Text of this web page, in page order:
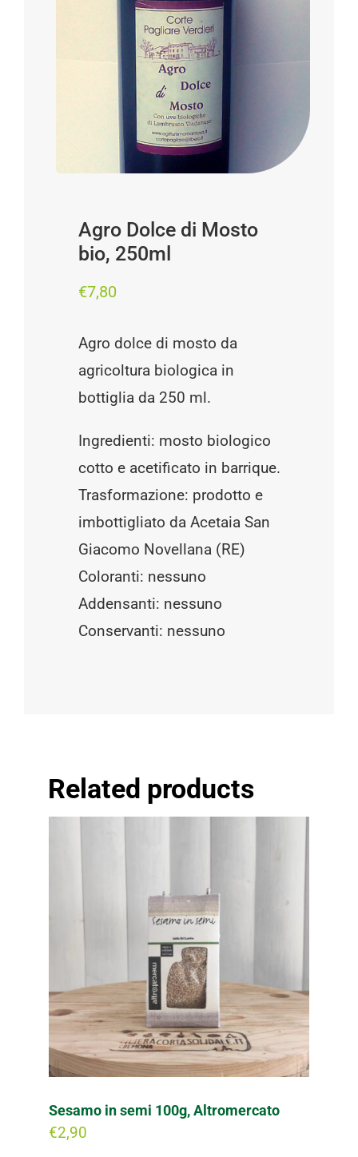
Agro Dolce di Mosto
bio, 250ml
€7,80
Agro dolce di mosto da
agricoltura biologica in
bottiglia da 250 ml.
Ingredienti: mosto biologico
cotto e acetificato in barrique.
Trasformazione: prodotto e
imbottigliato da Acetaia San
Giacomo Novellana (RE)
Coloranti: nessuno
Addensanti: nessuno
Conservanti: nessuno
Related products
Sesamo in semi 100g, Altromercato
€2,90